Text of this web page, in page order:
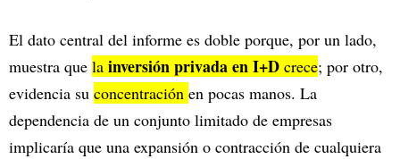
El dato central del informe es doble porque, por un lado,
muestra que la inversión privada en I+D crece; por otro,
evidencia su concentración en pocas manos. La
dependencia de un conjunto limitado de empresas
implicaría que una expansión o contracción de cualquiera